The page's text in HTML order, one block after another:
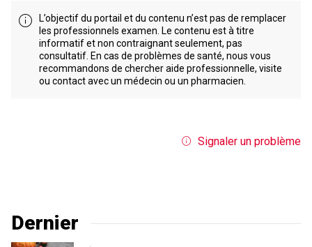
L’objectif du portail et du contenu n’est pas de remplacer
les professionnels examen. Le contenu est à titre
informatif et non contraignant seulement, pas
consultatif. En cas de problèmes de santé, nous vous
recommandons de chercher aide professionnelle, visite
ou contact avec un médecin ou un pharmacien.
Signaler un problème
Dernier